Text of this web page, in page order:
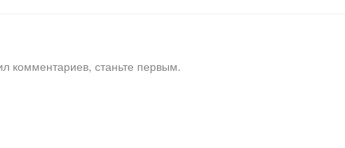
комментариев, станьте первым.